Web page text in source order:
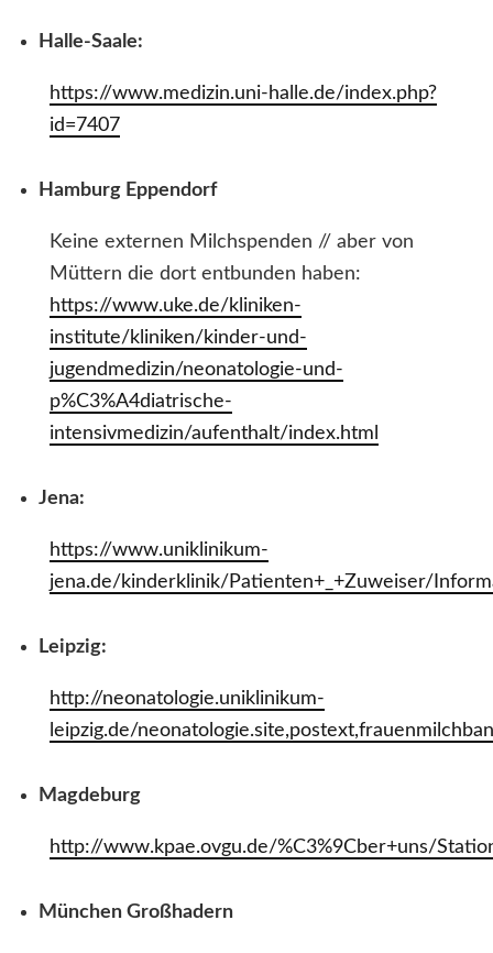
Halle-Saale:
https://www.medizin.uni-halle.de/index.php?
id=7407
Hamburg Eppendorf
Keine externen Milchspenden // aber von
Müttern die dort entbunden haben:
https://www.uke.de/kliniken-
institute/kliniken/kinder-und-
jugendmedizin/neonatologie-und-
p%C3%A4diatrische-
intensivmedizin/aufenthalt/index.html
Jena:
https://www.uniklinikum-
jena.de/kinderklinik/Patienten+_+Zuweiser/
Leipzig:
http://neonatologie.uniklinikum-
leipzig.de/
Magdeburg
http://www.kpae.ovgu.de/%C3%9Cber+uns/
München Großhadern